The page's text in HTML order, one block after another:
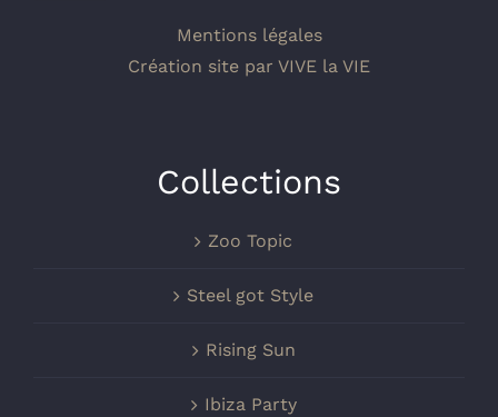
Mentions légales
Création site par VIVE la VIE
Collections
Zoo Topic
Steel got Style
Rising Sun
Ibiza Party